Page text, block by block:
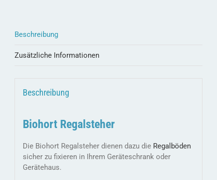
Beschreibung
Zusätzliche Informationen
Beschreibung
Biohort Regalsteher
Die Biohort Regalsteher dienen dazu die Regalböden
sicher zu fixieren in Ihrem Geräteschrank oder
Gerätehaus.